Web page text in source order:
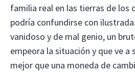
familia real en las tierras de los
podría confundirse con
vanidoso y de mal genio, un
empeora la situación y que ve a
mejor que una moneda de